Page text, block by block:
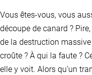
Vous êtes-vous, vous
découpe de canard ?
de la destruction
croûte ? À qui la faute ?
elle y voit. Alors qu’un